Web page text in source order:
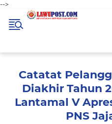
-->
Catatat
Diakhir Tahun
Lantamal V
PNS